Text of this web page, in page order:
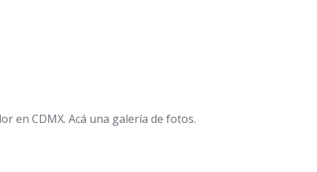
en CDMX. Acá una galería de fotos.